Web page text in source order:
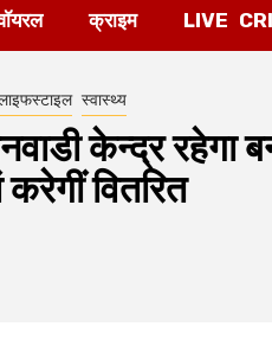
क्राइम LIVE
स्वास्थ्य
केन्द्र रहेगा
करेगीं वितरित